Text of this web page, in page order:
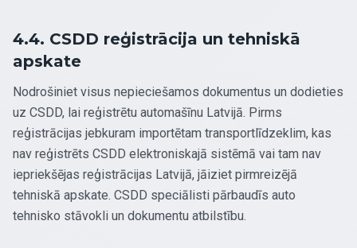
4.4. CSDD reģistrācija un tehniskā
apskate
Nodrošiniet visus nepieciešamos dokumentus un dodieties
uz CSDD, lai reģistrētu automašīnu Latvijā. Pirms
reģistrācijas jebkuram importētam transportlīdzeklim, kas
nav reģistrēts CSDD elektroniskajā sistēmā vai tam nav
iepriekšējas reģistrācijas Latvijā, jāiziet pirmreizējā
tehniskā apskate. CSDD speciālisti pārbaudīs auto
tehnisko stāvokli un dokumentu atbilstību.